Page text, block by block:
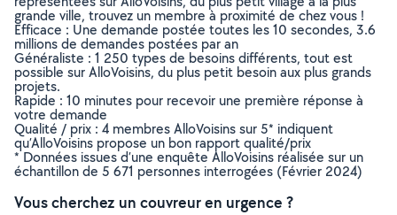
grande ville, trouvez un membre à proximité de chez vous !
Efficace : Une demande postée toutes les 10 secondes, 3.6
millions de demandes postées par an
Généraliste : 1 250 types de besoins différents, tout est
possible sur AlloVoisins, du plus petit besoin aux plus grands
projets.
Rapide : 10 minutes pour recevoir une première réponse à
votre demande
Qualité / prix : 4 membres AlloVoisins sur 5* indiquent
qu’AlloVoisins propose un bon rapport qualité/prix
* Données issues d’une enquête AlloVoisins réalisée sur un
échantillon de 5 671 personnes interrogées (Février 2024)
Vous cherchez un couvreur en urgence ?